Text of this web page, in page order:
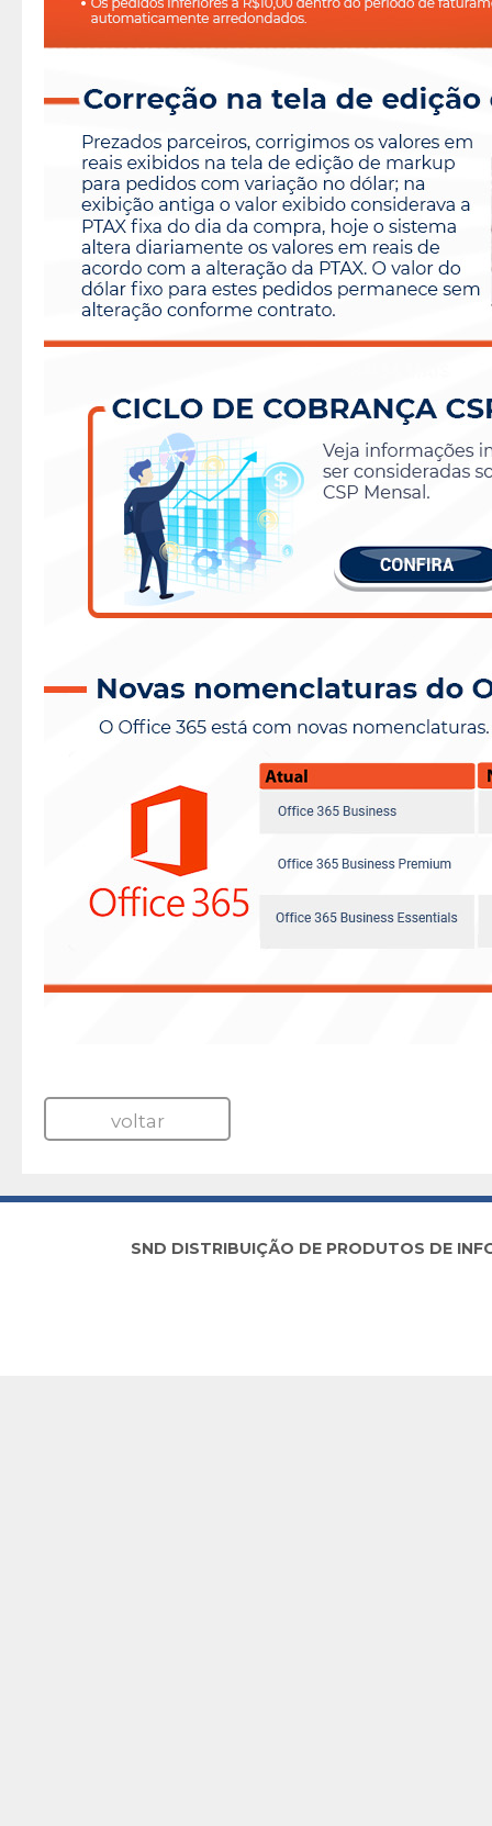
voltar
SND DISTRIBUIÇÃO DE PRODUTOS DE